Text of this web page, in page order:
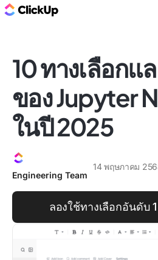
10 ทางเลือกแ
ของ Jupyter
ในปี 2025
Engineering Team
14 พฤษภาคม
ลองใช้ทางเลือกอันดับ